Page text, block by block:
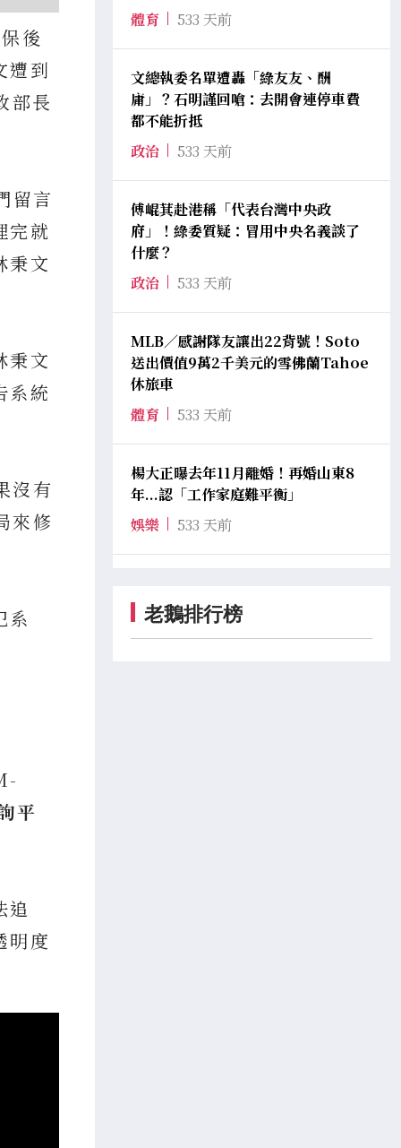
後
遭到
部長
留言
完就
秉文
秉文
系統
沒有
來修
系
平
追
明度
體育
533 天前
文總執委名單遭轟「綠友友、酬
庸」？石明謹回嗆：去開會連停車費
都不能折抵
政治
533 天前
傅崐萁赴港稱「代表台灣中央政
府」！綠委質疑：冒用中央名義談了
什麼？
政治
533 天前
MLB／感謝隊友讓出22背號！Soto
送出價值9萬2千美元的雪佛蘭Tahoe
休旅車
體育
533 天前
楊大正曝去年11月離婚！再婚山東8
年...認「工作家庭難平衡」
娛樂
533 天前
老鵝排行榜